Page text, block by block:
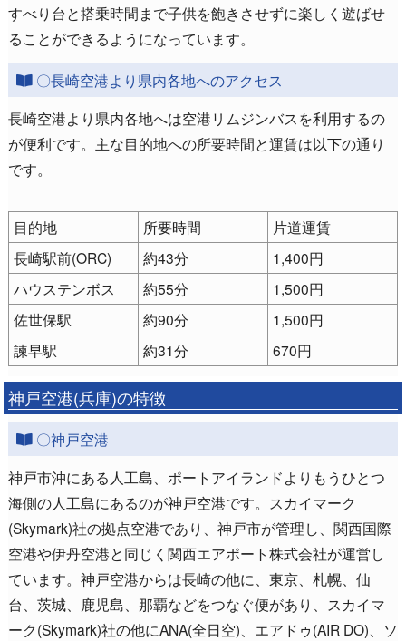
すべり台と搭乗時間まで子供を飽きさせずに楽しく遊ばせ
ることができるようになっています。
〇長崎空港より県内各地へのアクセス
長崎空港より県内各地へは空港リムジンバスを利用するの
が便利です。主な目的地への所要時間と運賃は以下の通り
です。
目的地 所要時間
片道運賃
長崎駅前(ORC)
約43分
1,400円
ハウステンボス
約55分
1,500円
佐世保駅
約90分
1,500円
諫早駅
約31分 670円
神戸空港(兵庫)の特徴
〇神戸空港
神戸市沖にある人工島、ポートアイランドよりもうひとつ
海側の人工島にあるのが神戸空港です。スカイマーク
(Skymark)社の拠点空港であり、神戸市が管理し、関西国際
空港や伊丹空港と同じく関西エアポート株式会社が運営し
ています。神戸空港からは長崎の他に、東京、札幌、仙
台、茨城、鹿児島、那覇などをつなぐ便があり、スカイマ
ーク(Skymark)社の他にANA(全日空)、エアドゥ(AIR DO)、ソ